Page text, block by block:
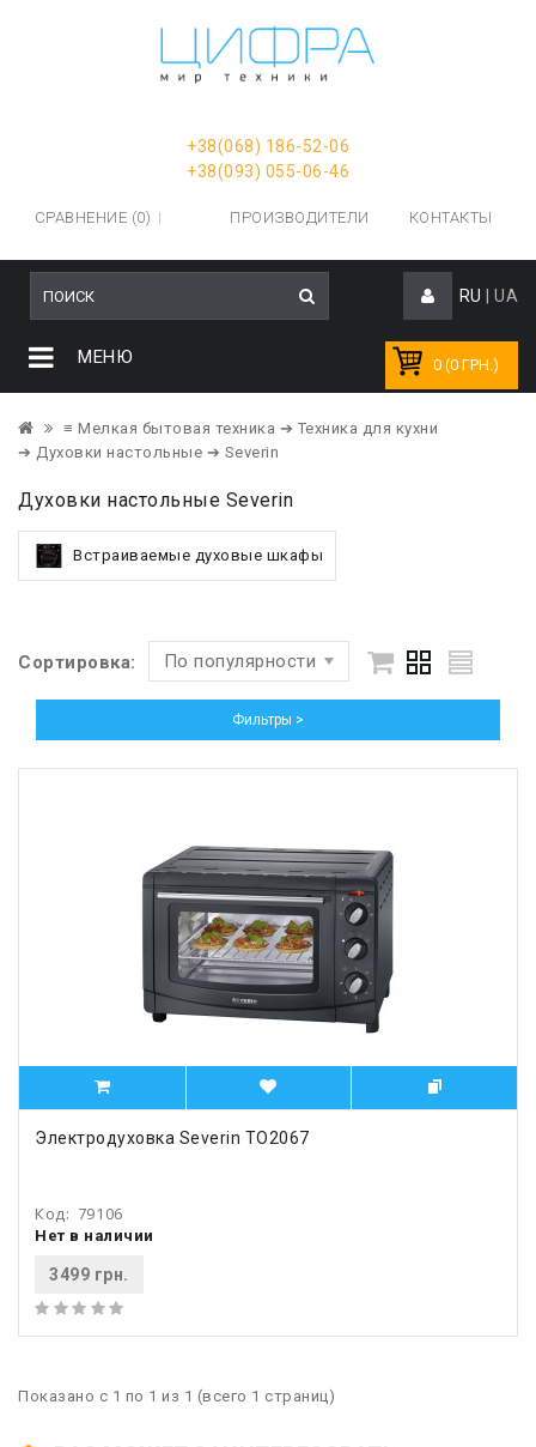
+38(068) 186-52-06
+38(093) 055-06-46
СРАВНЕНИЕ (0) ПРОИЗВОДИТЕЛИ КОНТАКТЫ
RU UA
0 (0 ГРН.)
МЕНЮ
≡ Мелкая бытовая техника ➔ Техника для кухни
➔ Духовки настольные ➔ Severin
Духовки настольные Severin
Встраиваемые духовые шкафы
Сортировка: По популярности
Фильтры >
Электродуховка Severin TO2067
Код: 79106
Нет в наличии
3499 грн.
Показано с 1 по 1 из 1 (всего 1 страниц)